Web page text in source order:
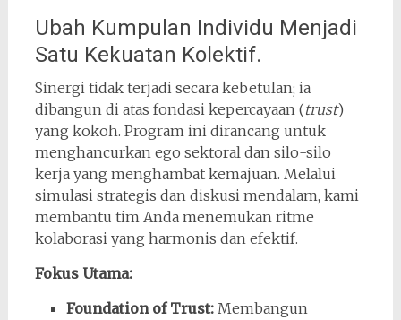
Ubah Kumpulan Individu Menjadi
Satu Kekuatan Kolektif.
Sinergi tidak terjadi secara kebetulan; ia
dibangun di atas fondasi kepercayaan (trust)
yang kokoh. Program ini dirancang untuk
menghancurkan ego sektoral dan silo-silo
kerja yang menghambat kemajuan. Melalui
simulasi strategis dan diskusi mendalam, kami
membantu tim Anda menemukan ritme
kolaborasi yang harmonis dan efektif.
Fokus Utama:
Foundation of Trust:Membangun